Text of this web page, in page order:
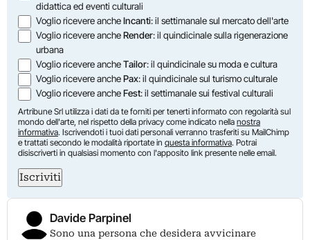
didattica ed eventi culturali
Voglio ricevere ancheIncanti: il settimanale sul mercato dell'arte
Voglio ricevere ancheRender: il quindicinale sulla rigenerazione
urbana
Voglio ricevere ancheTailor: il quindicinale su moda e cultura
Voglio ricevere anchePax: il quindicinale sul turismo culturale
Voglio ricevere ancheFest: il settimanale sui festival culturali
Artribune Srl utilizza i dati da te forniti per tenerti informato con regolarità sul
mondo dell'arte, nel rispetto della privacy come indicato nella nostra
informativa. Iscrivendoti i tuoi dati personali verranno trasferiti su MailChimp
e trattati secondo le modalità riportate in questa informativa. Potrai
disiscriverti in qualsiasi momento con l'apposito link presente nelle email.
Iscriviti
Davide Parpinel
Sono una persona che desidera avvicinare